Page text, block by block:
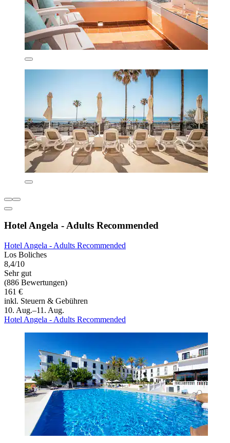
Hotel Angela - Adults Recommended
Hotel Angela - Adults Recommended
Los Boliches
8,4/10
Sehr gut
(886 Bewertungen)
161 €
inkl. Steuern & Gebühren
10. Aug.–11. Aug.
Hotel Angela - Adults Recommended